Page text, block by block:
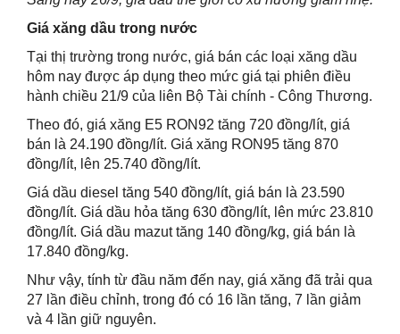
Giá xăng dầu trong nước
Tại thị trường trong nước, giá bán các loại xăng dầu
hôm nay được áp dụng theo mức giá tại phiên điều
hành chiều 21/9 của liên Bộ Tài chính - Công Thương.
Theo đó, giá xăng E5 RON92 tăng 720 đồng/lít, giá
bán là 24.190 đồng/lít. Giá xăng RON95 tăng 870
đồng/lít, lên 25.740 đồng/lít.
Giá dầu diesel tăng 540 đồng/lít, giá bán là 23.590
đồng/lít. Giá dầu hỏa tăng 630 đồng/lít, lên mức 23.810
đồng/lít. Giá dầu mazut tăng 140 đồng/kg, giá bán là
17.840 đồng/kg.
Như vậy, tính từ đầu năm đến nay, giá xăng đã trải qua
27 lần điều chỉnh, trong đó có 16 lần tăng, 7 lần giảm
và 4 lần giữ nguyên.